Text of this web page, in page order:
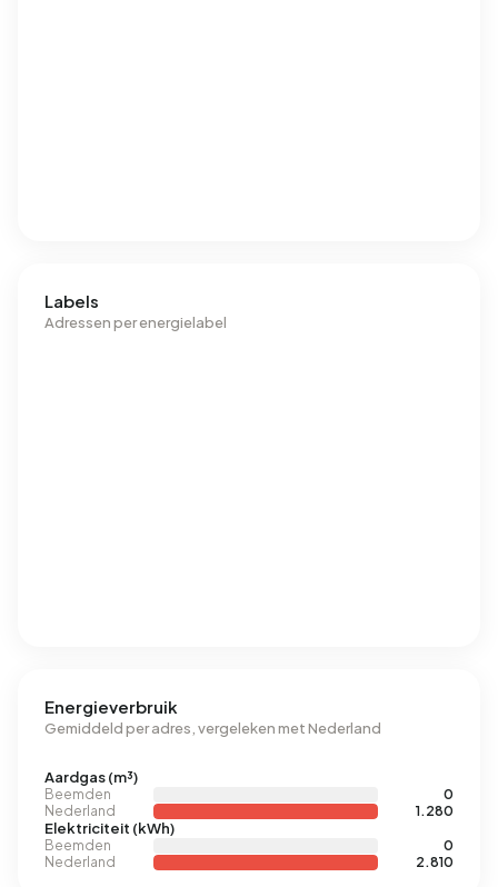
Labels
Adressen per energielabel
Energieverbruik
Gemiddeld per adres, vergeleken met Nederland
Aardgas (m³)
Beemden
0
Nederland
1.280
Elektriciteit (kWh)
Beemden
0
Nederland
2.810